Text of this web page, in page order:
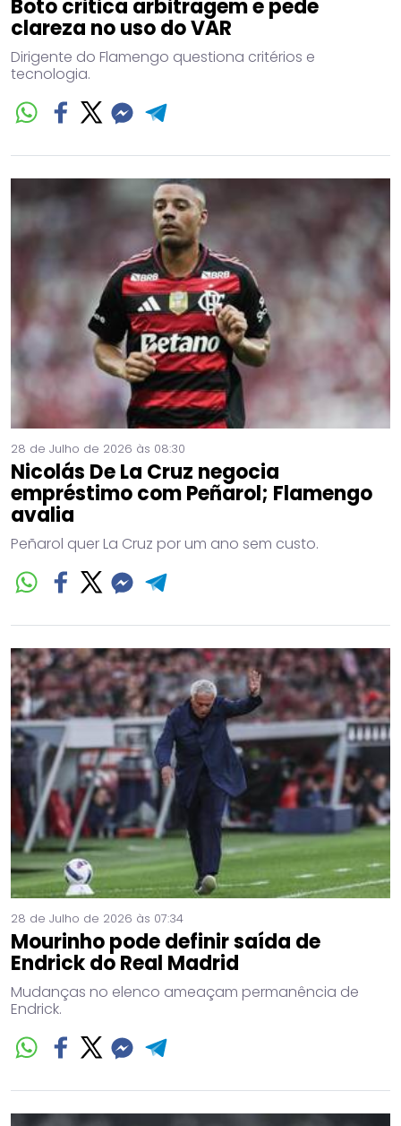
Boto critica arbitragem e pede
clareza no uso do VAR
Dirigente do Flamengo questiona critérios e
tecnologia.
28 de Julho de 2026 às 08:30
Nicolás De La Cruz negocia
empréstimo com Peñarol; Flamengo
avalia
Peñarol quer La Cruz por um ano sem custo.
28 de Julho de 2026 às 07:34
Mourinho pode definir saída de
Endrick do Real Madrid
Mudanças no elenco ameaçam permanência de
Endrick.